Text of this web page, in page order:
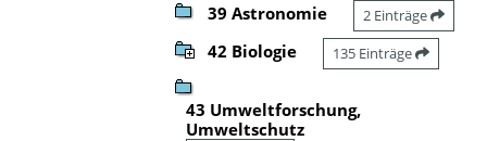
39 Astronomie 2 Einträge
42 Biologie 135 Einträge
43 Umweltforschung,
Umweltschutz